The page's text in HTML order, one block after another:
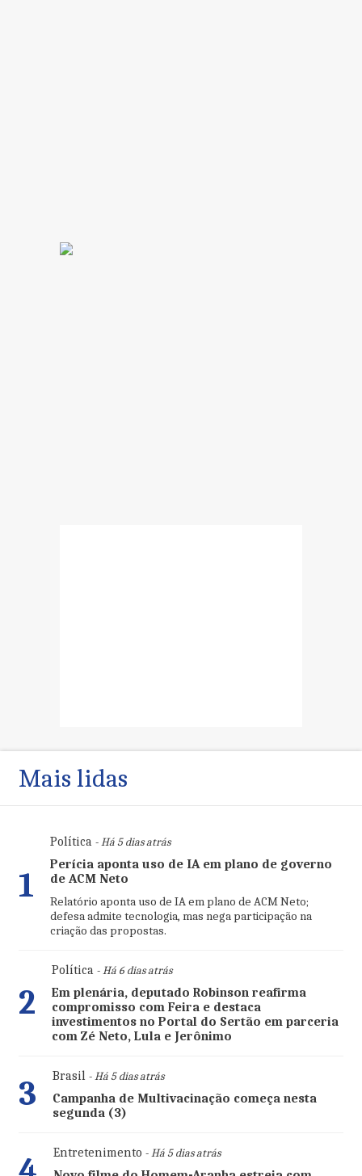
Mais lidas
1
Política- Há 5 dias atrás
Perícia aponta uso de IA em plano de governo
de ACM Neto
Relatório aponta uso de IA em plano de ACM Neto;
defesa admite tecnologia, mas nega participação na
criação das propostas.
2
Política- Há 6 dias atrás
Em plenária, deputado Robinson reafirma
compromisso com Feira e destaca
investimentos no Portal do Sertão em parceria
com Zé Neto, Lula e Jerônimo
3 Brasil- Há 5 dias atrás
Campanha de Multivacinação começa nesta
segunda (3)
Entretenimento - Há 5 dias atrás